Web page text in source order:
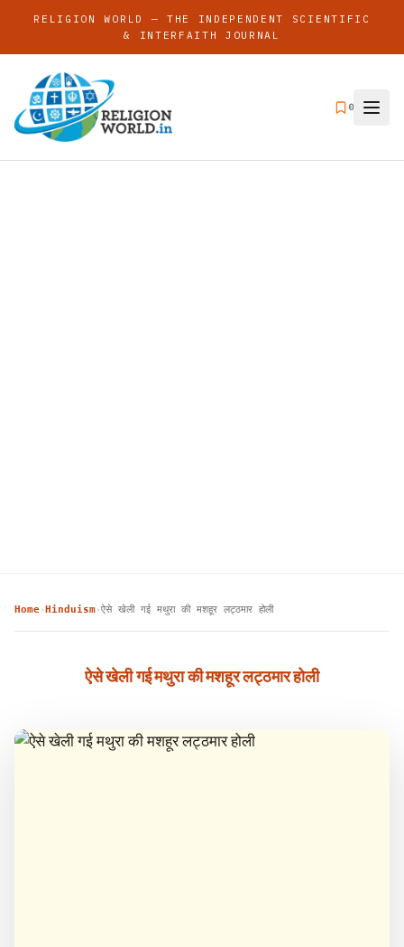
RELIGION WORLD — THE INDEPENDENT SCIENTIFIC
& INTERFAITH JOURNAL
0
Home› Hinduism›ऐसे खेली गई मथुरा की मशहूर लट्ठमार होली
ऐसे खेली गई मथुरा की मशहूर लट्ठमार होली